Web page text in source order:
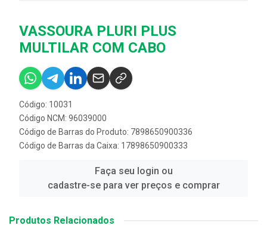
VASSOURA PLURI PLUS
MULTILAR COM CABO
Código: 10031
Código NCM: 96039000
Código de Barras do Produto: 7898650900336
Código de Barras da Caixa: 17898650900333
Faça seu login ou
cadastre-se para ver preços e comprar
Produtos Relacionados